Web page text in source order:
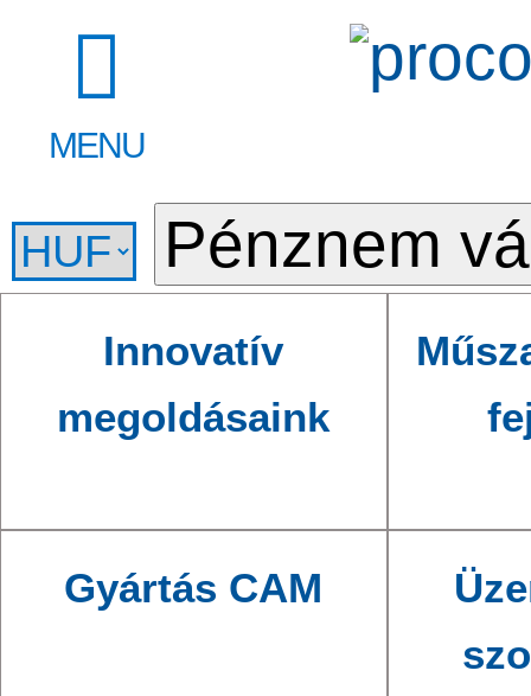
MENU
Innovatív
megoldásaink
Gyártás CAM